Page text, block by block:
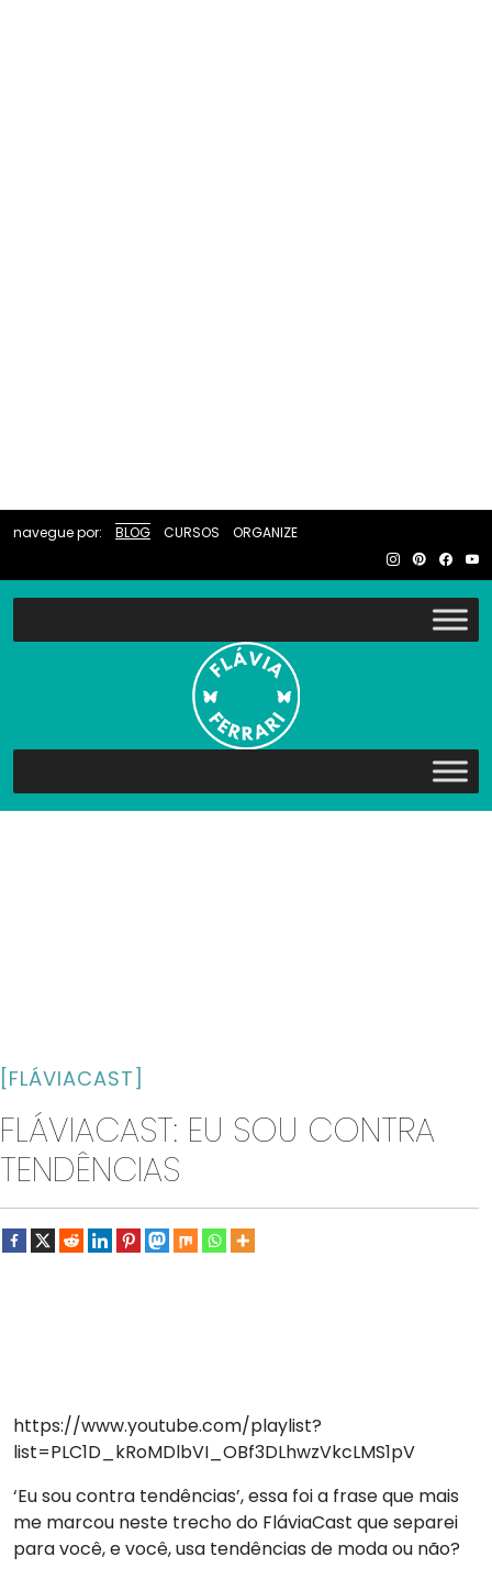
navegue por: BLOG CURSOS ORGANIZE
[FLÁVIACAST]
FLÁVIACAST: EU SOU CONTRA
TENDÊNCIAS
https://www.youtube.com/playlist?
list=PLC1D_kRoMDlbVI_OBf3DLhwzVkcLMS1pV
‘Eu sou contra tendências’, essa foi a frase que mais
me marcou neste trecho do FláviaCast que separei
para você, e você, usa tendências de moda ou não?